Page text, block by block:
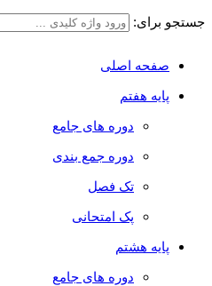
جستجو برای:
صفحه اصلی
پایه هفتم
دوره های جامع
دوره جمع بندی
تک فصل
پک امتحانی
پایه هشتم
دوره های جامع